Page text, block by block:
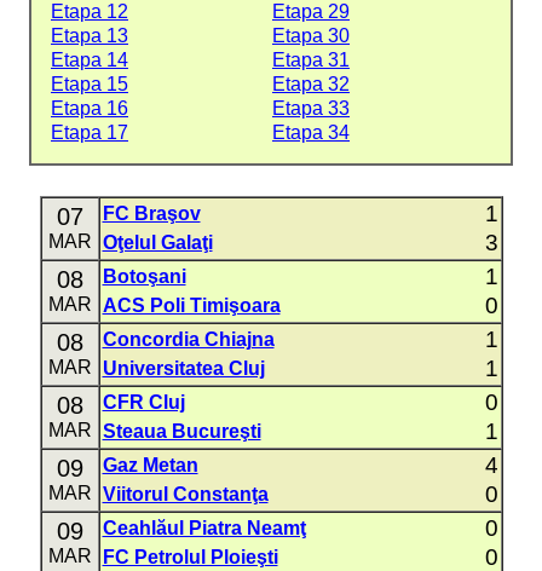
Etapa 12
Etapa 29
Etapa 13
Etapa 30
Etapa 14
Etapa 31
Etapa 15
Etapa 32
Etapa 16
Etapa 33
Etapa 17
Etapa 34
07
MAR
FC Braşov 1
Oţelul Galaţi 3
08
MAR
Botoşani 1
ACS Poli Timişoara 0
08
MAR
Concordia Chiajna 1
Universitatea Cluj 1
08
MAR
CFR Cluj 0
Steaua Bucureşti 1
09
MAR
Gaz Metan 4
Viitorul Constanţa 0
09
MAR
Ceahlăul Piatra Neamţ 0
FC Petrolul Ploieşti 0